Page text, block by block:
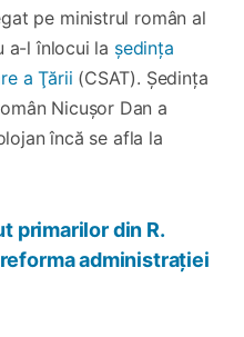
pe ministrul român al
a-l înlocui la ședința
a Ţării (CSAT). Ședința
Nicușor Dan a
încă se afla la
primarilor din R.
administrației